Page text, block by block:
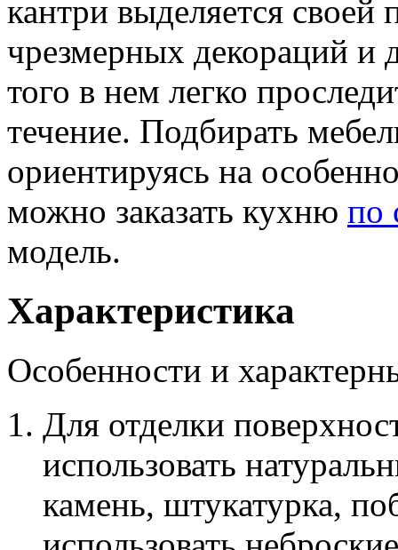
кантри выделяется своей
чрезмерных декораций и
того в нем легко
течение. Подбирать
ориентируясь на
можно заказать кухню по
модель.
Характеристика
Особенности и
Для отделки
использовать
камень, штукатурка,